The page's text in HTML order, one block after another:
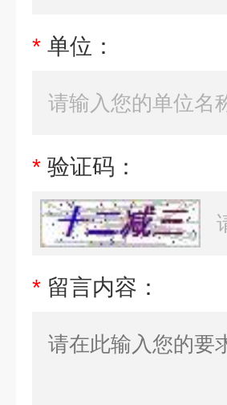
* 单位：
* 验证码：
* 留言内容：